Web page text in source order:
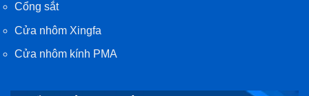
Cổng sắt
Cửa nhôm Xingfa
Cửa nhôm kính PMA